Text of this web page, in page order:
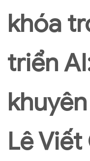
khóa
triển
Lê